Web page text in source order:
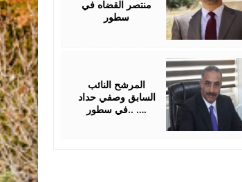
منتصر القضاه في
سطور
المرشح النائب
السابق وصفي حداد
..في سطور ….